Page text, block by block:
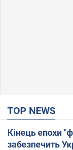
TOP NEWS
Кінець епохи
забезпечить